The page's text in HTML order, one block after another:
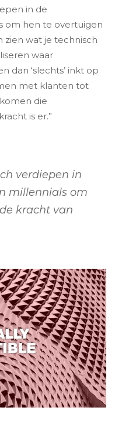
in de
om hen te overtuigen
zien wat je technisch
waar
dan ‘slechts’ inkt op
met klanten tot
die
is er.”
verdiepen in
millennials om
kracht van